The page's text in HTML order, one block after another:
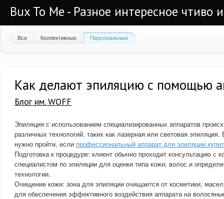
Bux To Me - Разное интересное чтиво
Все Коллективные Персональные
Как делают эпиляцию с помощью
Блог им. WOFF
Эпиляция с использованием специализированных аппаратов
различных технологий, таких как лазерная или световая
нужно пройти, если профессиональный аппарат для эпиляции
Подготовка к процедуре: клиент обычно проходит консультацию с
специалистом по эпиляции для оценки типа кожи, волос и
технологии.
Очищение кожи: зона для эпиляции очищается от косметики,
для обеспечения эффективного воздействия аппарата на